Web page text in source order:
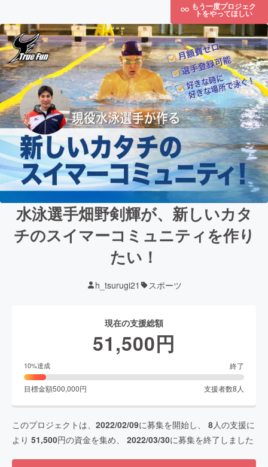
もう一度プロジェク
トをやってほしい
水泳選手畑野剣輝が、新しいカタ
チのスイマーコミュニティを作り
たい！
h_tsurugi21 スポーツ
現在の支援総額
51,500円
10%達成 終了
目標金額500,000円 支援者数8 人
このプロジェクトは、 2022/02/09に募集を開始し、 8人の支援に
より 51,500円の資金を集め、 2022/03/30に募集を終了しました